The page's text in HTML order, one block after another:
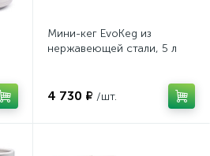
Мини-кег EvoKeg из
нержавеющей стали, 5 л
4 730 ₽ /шт.